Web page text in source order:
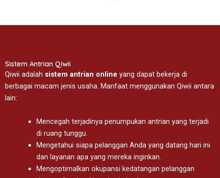
Sistem Antrian Qiwii
Qiwii adalah sistem antrian online yang dapat bekerja di
berbagai macam jenis usaha. Manfaat menggunakan Qiwii antara
lain:
Mencegah terjadinya penumpukan antrian yang terjadi
di ruang tunggu.
Mengetahui siapa pelanggan Anda yang datang hari ini
dan layanan apa yang mereka inginkan.
Mengoptimalkan okupansi kedatangan pelanggan